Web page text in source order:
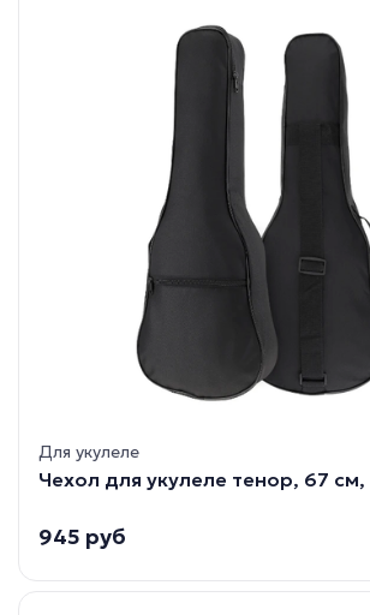
Для укулеле
Чехол для укулеле тенор, 67 см,
945 руб